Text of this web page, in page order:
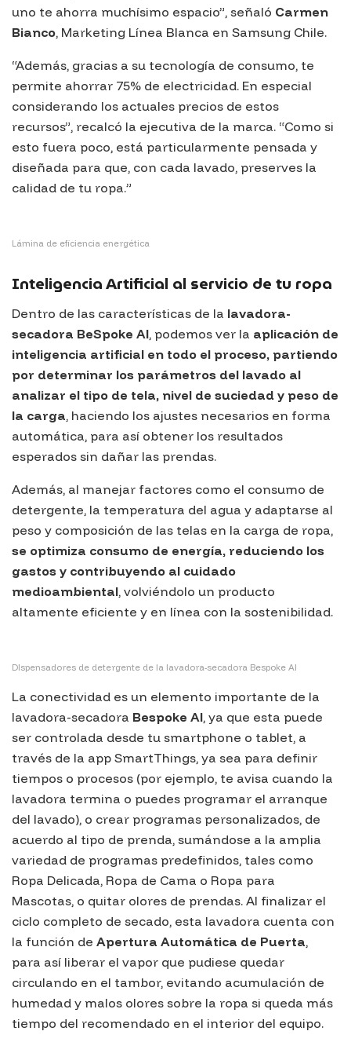
uno te ahorra muchísimo espacio”, señaló Carmen
Bianco, Marketing Línea Blanca en Samsung Chile.
“Además, gracias a su tecnología de consumo, te
permite ahorrar 75% de electricidad. En especial
considerando los actuales precios de estos
recursos”, recalcó la ejecutiva de la marca. “Como si
esto fuera poco, está particularmente pensada y
diseñada para que, con cada lavado, preserves la
calidad de tu ropa.”
Lámina de eficiencia energética
Inteligencia Artificial al servicio de tu ropa
Dentro de las características de la lavadora-
secadora BeSpoke AI, podemos ver la aplicación de
inteligencia artificial en todo el proceso, partiendo
por determinar los parámetros del lavado al
analizar el tipo de tela, nivel de suciedad y peso de
la carga, haciendo los ajustes necesarios en forma
automática, para así obtener los resultados
esperados sin dañar las prendas.
Además, al manejar factores como el consumo de
detergente, la temperatura del agua y adaptarse al
peso y composición de las telas en la carga de ropa,
se optimiza consumo de energía, reduciendo los
gastos y contribuyendo al cuidado
medioambiental, volviéndolo un producto
altamente eficiente y en línea con la sostenibilidad.
DIspensadores de detergente de la lavadora-secadora Bespoke AI
La conectividad es un elemento importante de la
lavadora-secadora Bespoke AI, ya que esta puede
ser controlada desde tu smartphone o tablet, a
través de la app SmartThings, ya sea para definir
tiempos o procesos (por ejemplo, te avisa cuando la
lavadora termina o puedes programar el arranque
del lavado), o crear programas personalizados, de
acuerdo al tipo de prenda, sumándose a la amplia
variedad de programas predefinidos, tales como
Ropa Delicada, Ropa de Cama o Ropa para
Mascotas, o quitar olores de prendas. Al finalizar el
ciclo completo de secado, esta lavadora cuenta con
la función de Apertura Automática de Puerta,
para así liberar el vapor que pudiese quedar
circulando en el tambor, evitando acumulación de
humedad y malos olores sobre la ropa si queda más
tiempo del recomendado en el interior del equipo.